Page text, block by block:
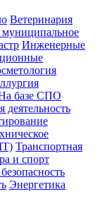
Ветеринария
муниципальное
Инженерные
базе СПО
деятельность
Транспортная
и спорт
Энергетика